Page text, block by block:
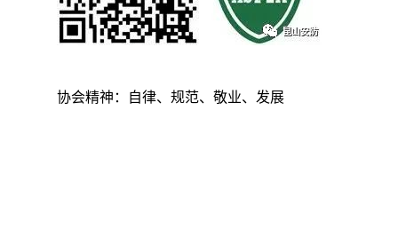
协会精神：自律、规范、敬业、发展